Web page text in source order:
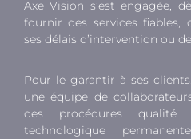
Axe Vision s’est engagée,
fournir des services fiables,
ses délais d’intervention ou
Pour le garantir à ses
une équipe de
des procédures qualité
technologique